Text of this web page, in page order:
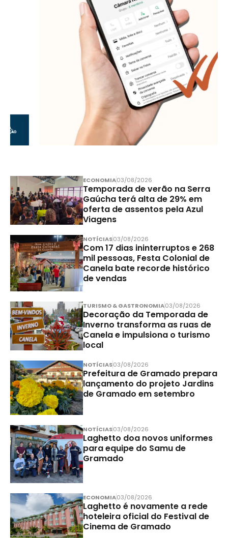
ECONOMIA03/08/2026
Temporada de verão na Serra
Gaúcha terá alta de 29% em
oferta de assentos pela Azul
Viagens
NOTÍCIAS03/08/2026
Com 17 dias ininterruptos e 268
mil pessoas, Festa Colonial de
Canela bate recorde histórico
de vendas
TURISMO & GASTRONOMIA03/08/2026
Decoração da Temporada de
Inverno transforma as ruas de
Canela e impulsiona o turismo
local
NOTÍCIAS03/08/2026
Prefeitura de Gramado prepara
lançamento do projeto Jardins
de Gramado em setembro
NOTÍCIAS03/08/2026
Laghetto doa novos uniformes
para equipe do Samu de
Gramado
ECONOMIA03/08/2026
Laghetto é novamente a rede
hoteleira oficial do Festival de
Cinema de Gramado